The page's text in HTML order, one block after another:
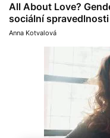
All About Love?
sociální spravedlnosti
Anna Kotvalová